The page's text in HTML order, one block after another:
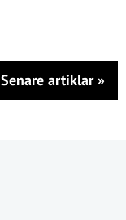
Senare artiklar»